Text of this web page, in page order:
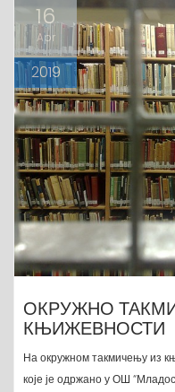
16
Apr
2019
ОКРУЖНО
КЊИЖЕВНОСТИ
На окружном такмичењу из
које је одржано у ОШ